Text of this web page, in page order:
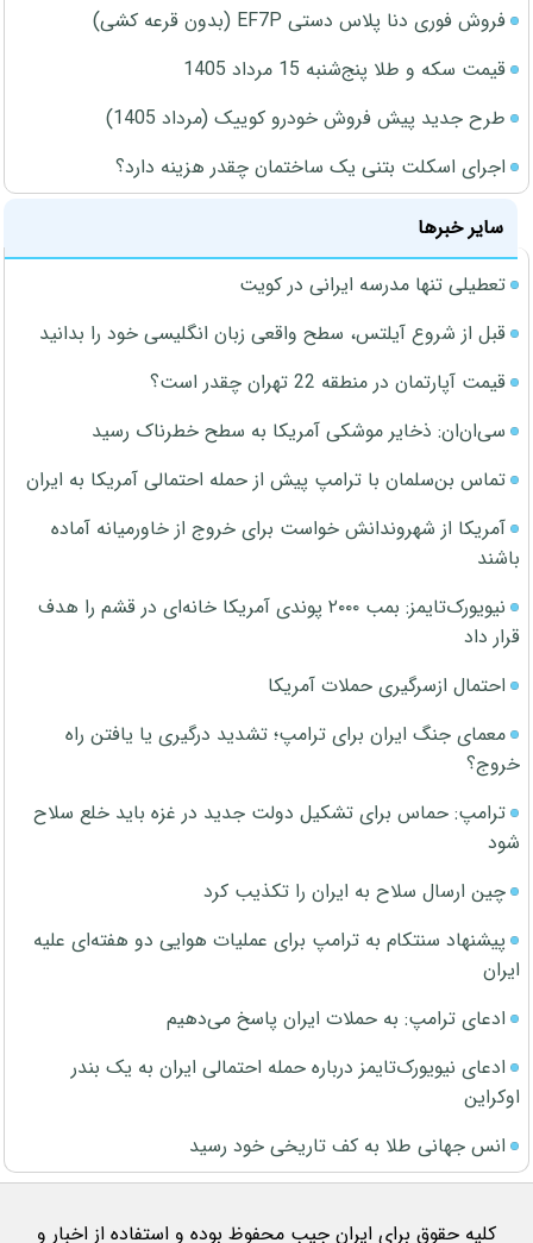
فروش فوری دنا پلاس دستی EF7P (بدون قرعه کشی)
قیمت سکه و طلا پنج‌شنبه 15 مرداد 1405
طرح جدید پیش فروش خودرو کوییک (مرداد 1405)
اجرای اسکلت بتنی یک ساختمان چقدر هزینه دارد؟
سایر خبرها
تعطیلی تنها مدرسه ایرانی در کویت
قبل از شروع آیلتس، سطح واقعی زبان انگلیسی خود را بدانید
قیمت آپارتمان در منطقه 22 تهران چقدر است؟
سی‌ان‌ان: ذخایر موشکی آمریکا به سطح خطرناک رسید
تماس بن‌سلمان با ترامپ پیش از حمله احتمالی آمریکا به ایران
آمریکا از شهروندانش خواست برای خروج از خاورمیانه آماده
باشند
نیویورک‌تایمز: بمب ۲۰۰۰ پوندی آمریکا خانه‌ای در قشم را هدف
قرار داد
احتمال ازسرگیری حملات آمریکا
معمای جنگ ایران برای ترامپ؛ تشدید درگیری یا یافتن راه
خروج؟
ترامپ: حماس برای تشکیل دولت جدید در غزه باید خلع سلاح
شود
چین ارسال سلاح به ایران را تکذیب کرد
پیشنهاد سنتکام به ترامپ برای عملیات هوایی دو هفته‌ای علیه
ایران
ادعای ترامپ: به حملات ایران پاسخ می‌دهیم
ادعای نیویورک‌تایمز درباره حمله احتمالی ایران به یک بندر
اوکراین
انس جهانی طلا به کف تاریخی خود رسید
کلیه حقوق برای ایران جیب محفوظ بوده و استفاده از اخبار و